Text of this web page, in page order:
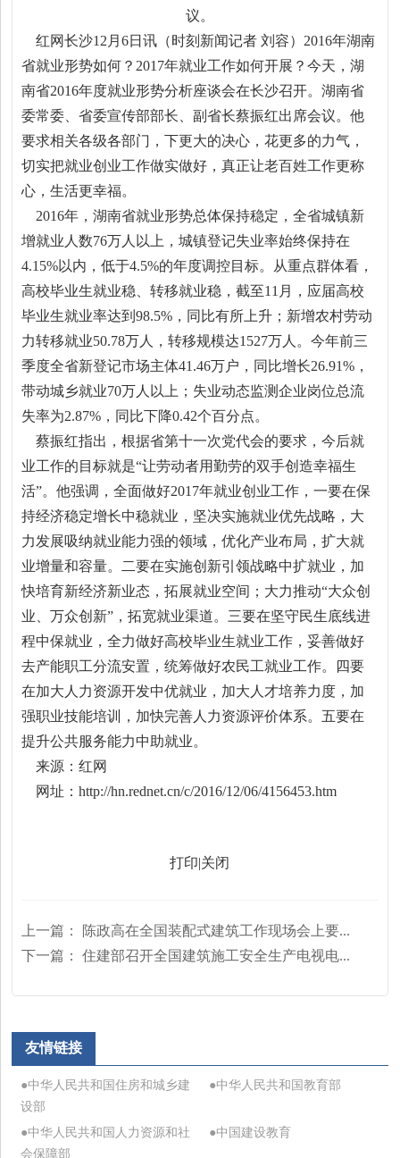
议。
红网长沙12月6日讯（时刻新闻记者 刘容）2016年湖南
省就业形势如何？2017年就业工作如何开展？今天，湖
南省2016年度就业形势分析座谈会在长沙召开。湖南省
委常委、省委宣传部部长、副省长蔡振红出席会议。他
要求相关各级各部门，下更大的决心，花更多的力气，
切实把就业创业工作做实做好，真正让老百姓工作更称
心，生活更幸福。
2016年，湖南省就业形势总体保持稳定，全省城镇新
增就业人数76万人以上，城镇登记失业率始终保持在
4.15%以内，低于4.5%的年度调控目标。从重点群体看，
高校毕业生就业稳、转移就业稳，截至11月，应届高校
毕业生就业率达到98.5%，同比有所上升；新增农村劳动
力转移就业50.78万人，转移规模达1527万人。今年前三
季度全省新登记市场主体41.46万户，同比增长26.91%，
带动城乡就业70万人以上；失业动态监测企业岗位总流
失率为2.87%，同比下降0.42个百分点。
蔡振红指出，根据省第十一次党代会的要求，今后就
业工作的目标就是“让劳动者用勤劳的双手创造幸福生
活”。他强调，全面做好2017年就业创业工作，一要在保
持经济稳定增长中稳就业，坚决实施就业优先战略，大
力发展吸纳就业能力强的领域，优化产业布局，扩大就
业增量和容量。二要在实施创新引领战略中扩就业，加
快培育新经济新业态，拓展就业空间；大力推动“大众创
业、万众创新”，拓宽就业渠道。三要在坚守民生底线进
程中保就业，全力做好高校毕业生就业工作，妥善做好
去产能职工分流安置，统筹做好农民工就业工作。四要
在加大人力资源开发中优就业，加大人才培养力度，加
强职业技能培训，加快完善人力资源评价体系。五要在
提升公共服务能力中助就业。
来源：红网
网址：http://hn.rednet.cn/c/2016/12/06/4156453.htm
打印|关闭
上一篇：
陈政高在全国装配式建筑工作现场会上要...
下一篇：
住建部召开全国建筑施工安全生产电视电...
友情链接
●中华人民共和国住房和城乡建
设部
●中华人民共和国教育部
●中华人民共和国人力资源和社
会保障部
●中国建设教育